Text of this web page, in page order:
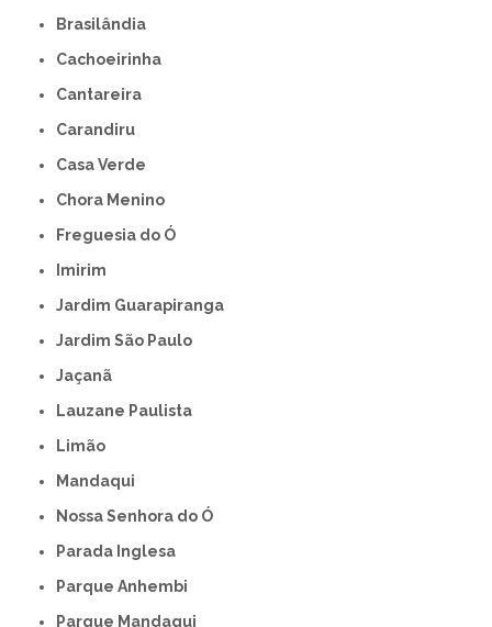
Brasilândia
Cachoeirinha
Cantareira
Carandiru
Casa Verde
Chora Menino
Freguesia do Ó
Imirim
Jardim Guarapiranga
Jardim São Paulo
Jaçanã
Lauzane Paulista
Limão
Mandaqui
Nossa Senhora do Ó
Parada Inglesa
Parque Anhembi
Parque Mandaqui